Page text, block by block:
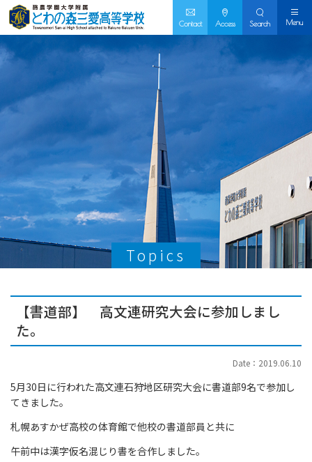
Contact Access Search Menu
Topics
【書道部】 高文連研究大会に参加しまし
た。
Date：2019.06.10
5月30日に行われた高文連石狩地区研究大会に書道部9名で参加し
てきました。
札幌あすかぜ高校の体育館で他校の書道部員と共に
午前中は漢字仮名混じり書を合作しました。